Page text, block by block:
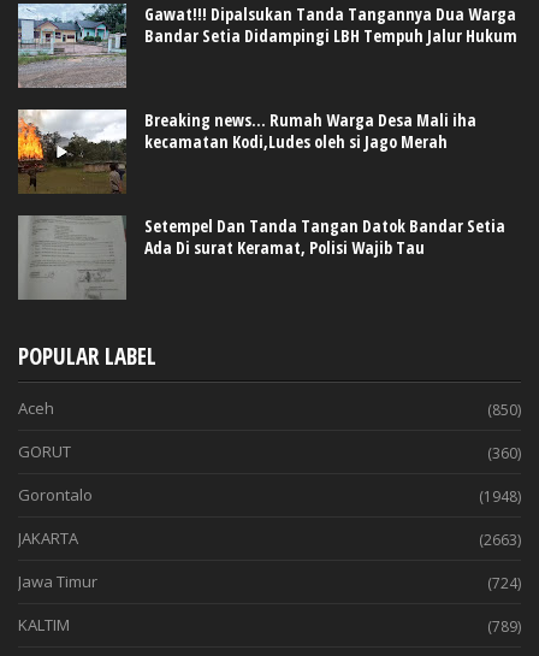
Gawat!!! Dipalsukan Tanda Tangannya Dua Warga
Bandar Setia Didampingi LBH Tempuh Jalur Hukum
Breaking news... Rumah Warga Desa Mali iha
kecamatan Kodi,Ludes oleh si Jago Merah
Setempel Dan Tanda Tangan Datok Bandar Setia
Ada Di surat Keramat, Polisi Wajib Tau
POPULAR LABEL
Aceh (850)
GORUT (360)
Gorontalo (1948)
JAKARTA (2663)
Jawa Timur (724)
KALTIM (789)